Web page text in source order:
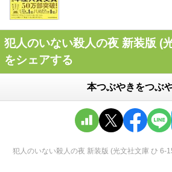
犯人のいない殺人の夜 新装版 (
をシェアする
本つぶやきをつぶ
犯人のいない殺人の夜 新装版 (光文社文庫 ひ 6-